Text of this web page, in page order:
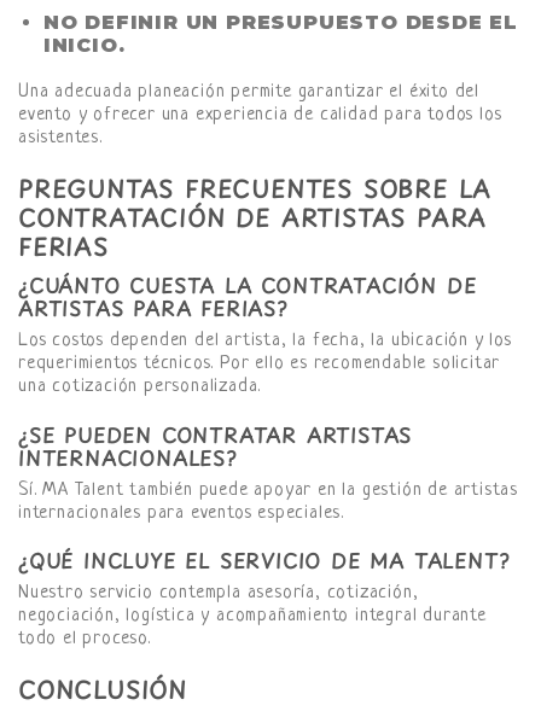
NO DEFINIR UN PRESUPUESTO DESDE EL
INICIO.
Una adecuada planeación permite garantizar el éxito del
evento y ofrecer una experiencia de calidad para todos los
asistentes.
PREGUNTAS FRECUENTES SOBRE LA
CONTRATACIÓN DE ARTISTAS PARA
FERIAS
¿CUÁNTO CUESTA LA CONTRATACIÓN DE
ARTISTAS PARA FERIAS?
Los costos dependen del artista, la fecha, la ubicación y los
requerimientos técnicos. Por ello es recomendable solicitar
una cotización personalizada.
¿SE PUEDEN CONTRATAR ARTISTAS
INTERNACIONALES?
Sí. MA Talent también puede apoyar en la gestión de artistas
internacionales para eventos especiales.
¿QUÉ INCLUYE EL SERVICIO DE MA TALENT?
Nuestro servicio contempla asesoría, cotización,
negociación, logística y acompañamiento integral durante
todo el proceso.
CONCLUSIÓN